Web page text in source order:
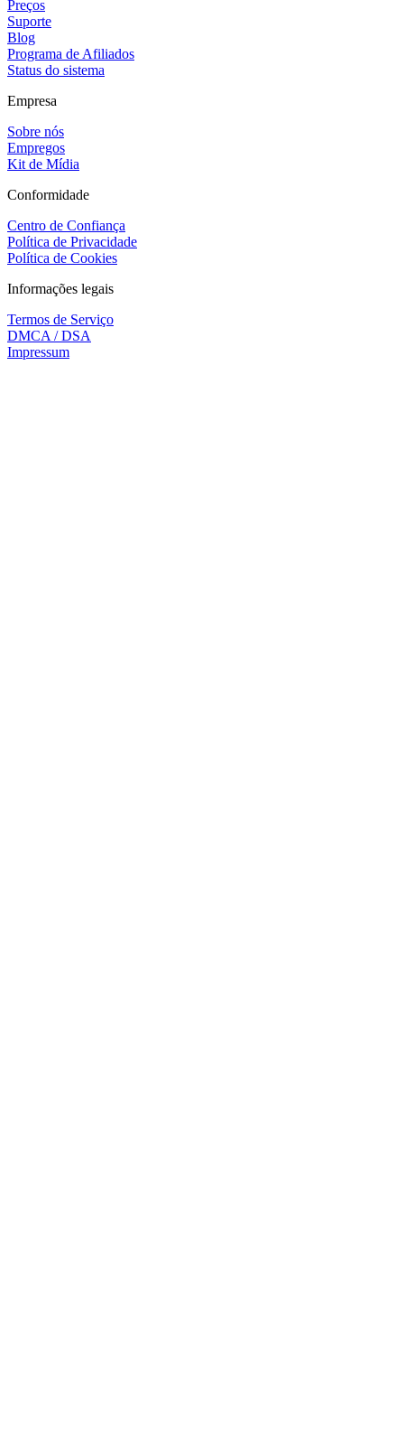
Preços
Suporte
Blog
Programa de Afiliados
Status do sistema
Empresa
Sobre nós
Empregos
Kit de Mídia
Conformidade
Centro de Confiança
Política de Privacidade
Política de Cookies
Informações legais
Termos de Serviço
DMCA / DSA
Impressum